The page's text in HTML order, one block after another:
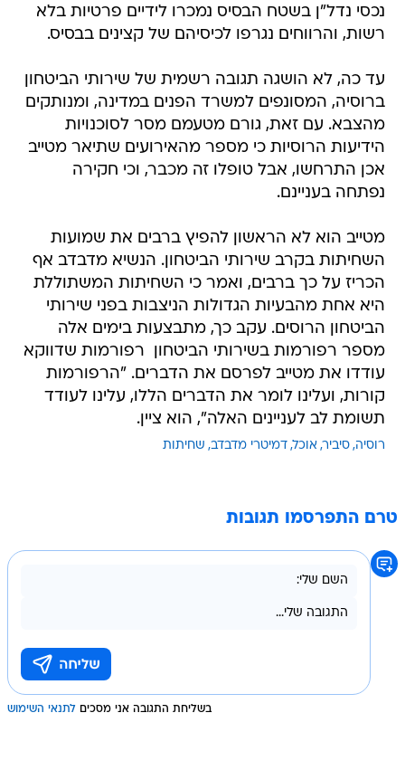
עד כה, לא הושגה תגובה רשמית של שירותי הביטחון
מהצבא. עם זאת, גורם מטעמם מסר לסוכנויות
הידיעות הרוסיות כי מספר מהאירועים שתיאר מטייב
אכן התרחשו, אבל טופלו זה מכבר, וכי חקירה
נפתחה בעניינם.
מטייב הוא לא הראשון להפיץ ברבים את שמועות
הכריז על כך ברבים, ואמר כי השחיתות המשתוללת
היא אחת מהבעיות הגדולות הניצבות בפני שירותי
הביטחון הרוסים. עקב כך, מתבצעות בימים אלה
מספר רפורמות בשירותי הביטחון  רפורמות שדווקא
עודדו את מטייב לפרסם את הדברים. "הרפורמות
קורות, ועלינו לומר את הדברים הללו, עלינו לעודד
תשומת לב לעניינים האלה", הוא ציין.
רוסיה סיביר אוכל דמיטרי מדבדב שחיתות
בשליחת התגובה אני מסכים לתנאי השימוש